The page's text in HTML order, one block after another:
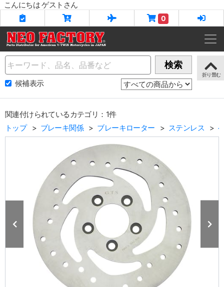
こんにちは ゲストさん
0
Name 検索
候補表示
関連付けられているカテゴリ：1件
トップ
ブレーキ関係 ブレーキローター ステンレス